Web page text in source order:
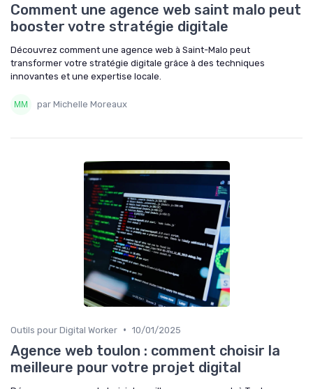
Comment une agence web saint malo peut
booster votre stratégie digitale
Découvrez comment une agence web à Saint-Malo peut
transformer votre stratégie digitale grâce à des techniques
innovantes et une expertise locale.
par Michelle Moreaux
Outils pour Digital Worker • 10/01/2025
Agence web toulon : comment choisir la
meilleure pour votre projet digital